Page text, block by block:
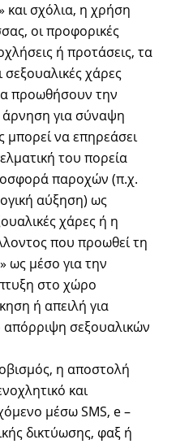
και σχόλια, η χρήση
οι προφορικές
ή προτάσεις, τα
χάρες
προωθήσουν την
άρνηση για σύναψη
μπορεί να επηρεάσει
του πορεία
παροχών (π.χ.
αύξηση) ως
χάρες ή η
που προωθεί τη
ως μέσο για την
στο χώρο
ή απειλή για
απόρριψη σεξουαλικών
η αποστολή
και
μέσω SMS, e –
δικτύωσης, φαξ ή